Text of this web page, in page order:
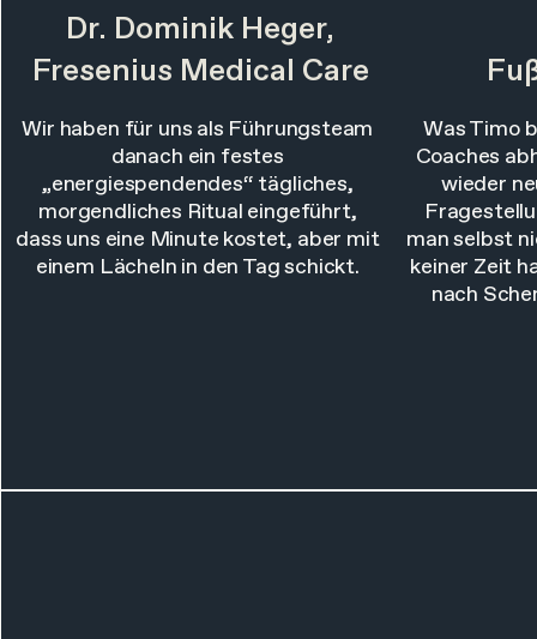
Dr. Dominik Heger,
Fresenius Medical Care
Wir haben für uns als Führungsteam
danach ein festes
„energiespendendes“ tägliches,
morgendliches Ritual eingeführt,
dass uns eine Minute kostet, aber mit
einem Lächeln in den Tag schickt.
Was Timo
Coaches
wieder
man selbst
keiner Zeit
nach